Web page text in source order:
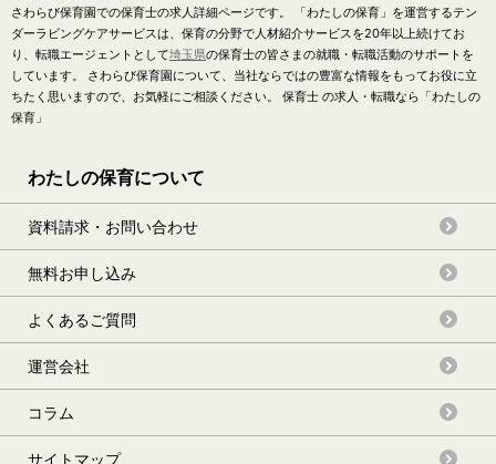
さわらび保育園での保育士の求人詳細ページです。 「わたしの保育」を運営するテン
ダーラビングケアサービスは、保育の分野で人材紹介サービスを20年以上続けてお
り、転職エージェントとして埼玉県の保育士の皆さまの就職・転職活動のサポートを
しています。 さわらび保育園について、当社ならではの豊富な情報をもってお役に立
ちたく思いますので、お気軽にご相談ください。 保育士 の求人・転職なら「わたしの
保育」
わたしの保育について
資料請求・お問い合わせ
無料お申し込み
よくあるご質問
運営会社
コラム
サイトマップ